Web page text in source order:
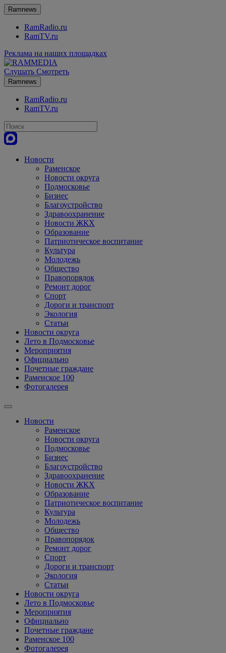
Ramnews
RamRadio.ru
RamTV.ru
Реклама на наших площадках
Слушать Смотреть
Ramnews
RamRadio.ru
RamTV.ru
Новости
Раменское
Новости округа
Подмосковье
Бизнес
Благоустройство
Здравоохранение
Новости ЖКХ
Образование
Патриотическое воспитание
Культура
Молодежь
Общество
Правопорядок
Ремонт дорог
Спорт
Дороги и транспорт
Экология
Статьи
Новости округа
Лето в Подмосковье
Мероприятия
Официально
Почетные граждане
Раменское 100
Фотогалерея
Новости
Раменское
Новости округа
Подмосковье
Бизнес
Благоустройство
Здравоохранение
Новости ЖКХ
Образование
Патриотическое воспитание
Культура
Молодежь
Общество
Правопорядок
Ремонт дорог
Спорт
Дороги и транспорт
Экология
Статьи
Новости округа
Лето в Подмосковье
Мероприятия
Официально
Почетные граждане
Раменское 100
Фотогалерея